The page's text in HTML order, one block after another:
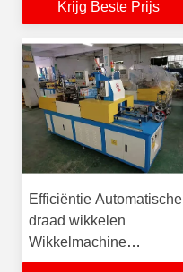
Krijg Beste Prijs
Efficiëntie Automatische
draad wikkelen
Wikkelmachine
Verpakkingsmachines